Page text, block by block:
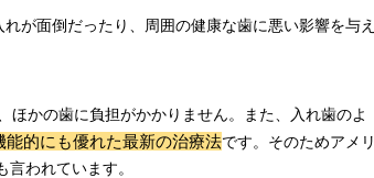
が面倒だったり、周囲の健康な歯に悪い影響を与え
ほかの歯に負担がかかりません。また、入れ歯のよ
的にも優れた最新の治療法です。そのためアメリ
われています。